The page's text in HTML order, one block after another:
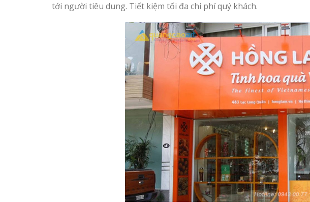
tới người tiêu dung. Tiết kiệm tối đa chi phí quý khách.